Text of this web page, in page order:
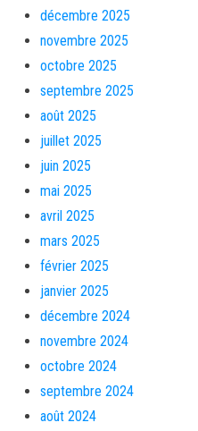
décembre 2025
novembre 2025
octobre 2025
septembre 2025
août 2025
juillet 2025
juin 2025
mai 2025
avril 2025
mars 2025
février 2025
janvier 2025
décembre 2024
novembre 2024
octobre 2024
septembre 2024
août 2024